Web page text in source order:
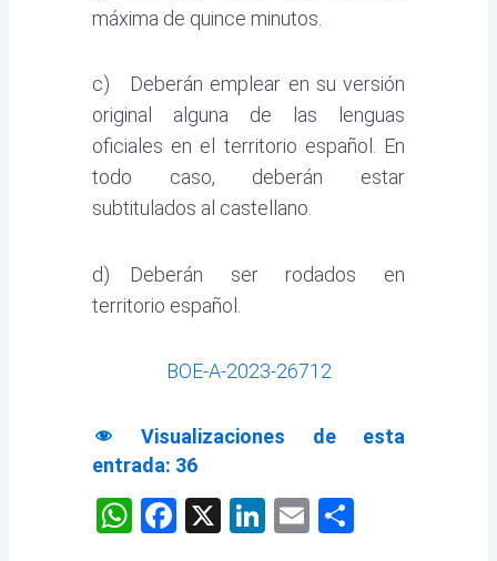
máxima de quince minutos.
c) Deberán emplear en su versión
original alguna de las lenguas
oficiales en el territorio español. En
todo caso, deberán estar
subtitulados al castellano.
d) Deberán ser rodados en
territorio español.
BOE-A-2023-26712
Visualizaciones de esta
entrada: 36
WhatsApp
Facebook
X LinkedIn
Email